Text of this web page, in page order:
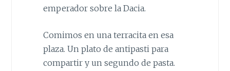
emperador sobre la Dacia.
Comimos en una terracita en esa
plaza. Un plato de antipasti para
compartir y un segundo de pasta.